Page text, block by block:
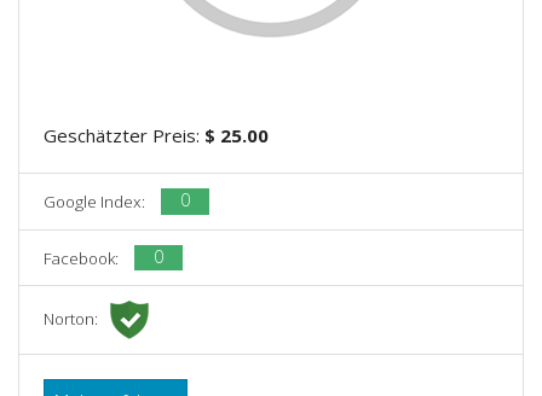
Geschätzter Preis: $ 25.00
Google Index: 0
Facebook: 0
Norton: